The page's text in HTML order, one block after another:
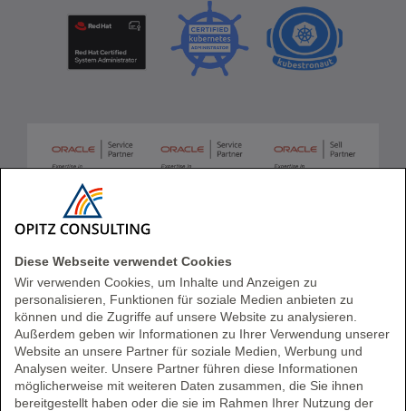
Diese Webseite verwendet Cookies
Wir verwenden Cookies, um Inhalte und Anzeigen zu
personalisieren, Funktionen für soziale Medien anbieten zu
können und die Zugriffe auf unsere Website zu analysieren.
Außerdem geben wir Informationen zu Ihrer Verwendung unserer
Website an unsere Partner für soziale Medien, Werbung und
Analysen weiter. Unsere Partner führen diese Informationen
möglicherweise mit weiteren Daten zusammen, die Sie ihnen
bereitgestellt haben oder die sie im Rahmen Ihrer Nutzung der